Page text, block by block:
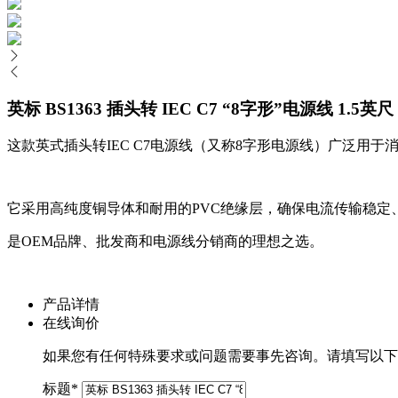
英标 BS1363 插头转 IEC C7 “8字形”电源线 1.5英
这款英式插头转IEC C7电源线（又称8字形电源线）广泛用于
它采用高纯度铜导体和耐用的PVC绝缘层，确保电流传输稳
是OEM品牌、批发商和电源线分销商的理想之选。
产品详情
在线询价
如果您有任何特殊要求或问题需要事先咨询。请填写以
标题*